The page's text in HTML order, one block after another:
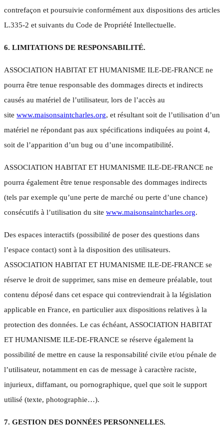
contrefaçon et poursuivie conformément aux dispositions des articles
L.335-2 et suivants du Code de Propriété Intellectuelle.
6. LIMITATIONS DE RESPONSABILITÉ.
ASSOCIATION HABITAT ET HUMANISME ILE-DE-FRANCE ne
pourra être tenue responsable des dommages directs et indirects
causés au matériel de l’utilisateur, lors de l’accès au
site www.maisonsaintcharles.org, et résultant soit de l’utilisation d’un
matériel ne répondant pas aux spécifications indiquées au point 4,
soit de l’apparition d’un bug ou d’une incompatibilité.
ASSOCIATION HABITAT ET HUMANISME ILE-DE-FRANCE ne
pourra également être tenue responsable des dommages indirects
(tels par exemple qu’une perte de marché ou perte d’une chance)
consécutifs à l’utilisation du site www.maisonsaintcharles.org.
Des espaces interactifs (possibilité de poser des questions dans
l’espace contact) sont à la disposition des utilisateurs.
ASSOCIATION HABITAT ET HUMANISME ILE-DE-FRANCE se
réserve le droit de supprimer, sans mise en demeure préalable, tout
contenu déposé dans cet espace qui contreviendrait à la législation
applicable en France, en particulier aux dispositions relatives à la
protection des données. Le cas échéant, ASSOCIATION HABITAT
ET HUMANISME ILE-DE-FRANCE se réserve également la
possibilité de mettre en cause la responsabilité civile et/ou pénale de
l’utilisateur, notamment en cas de message à caractère raciste,
injurieux, diffamant, ou pornographique, quel que soit le support
utilisé (texte, photographie…).
7. GESTION DES DONNÉES PERSONNELLES.